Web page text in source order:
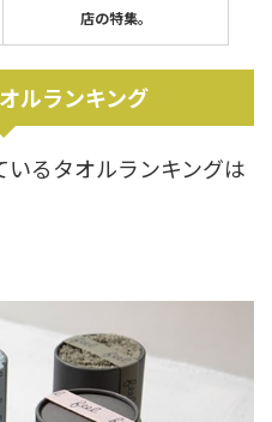
店の特集。
ルランキング
るタオルランキングは